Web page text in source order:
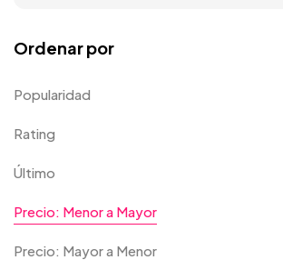
Ordenar por
Popularidad
Rating
Último
Precio: Menor a Mayor
Precio: Mayor a Menor